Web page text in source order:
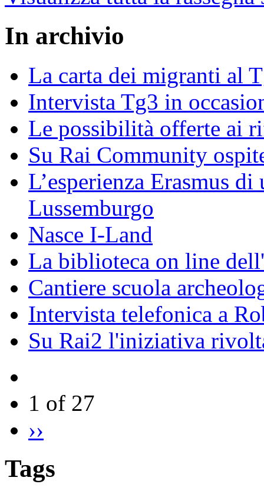
In archivio
La carta dei migranti al
Intervista Tg3 in
Le possibilità offerte ai
Su Rai Community
L’esperienza Erasmus
Lussemburgo
Nasce I-Land
La biblioteca on line
Cantiere scuola
Intervista telefonica a
Su Rai2 l'iniziativa
1 of 27
››
Tags